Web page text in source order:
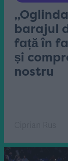
barajul
față în
și
nostru